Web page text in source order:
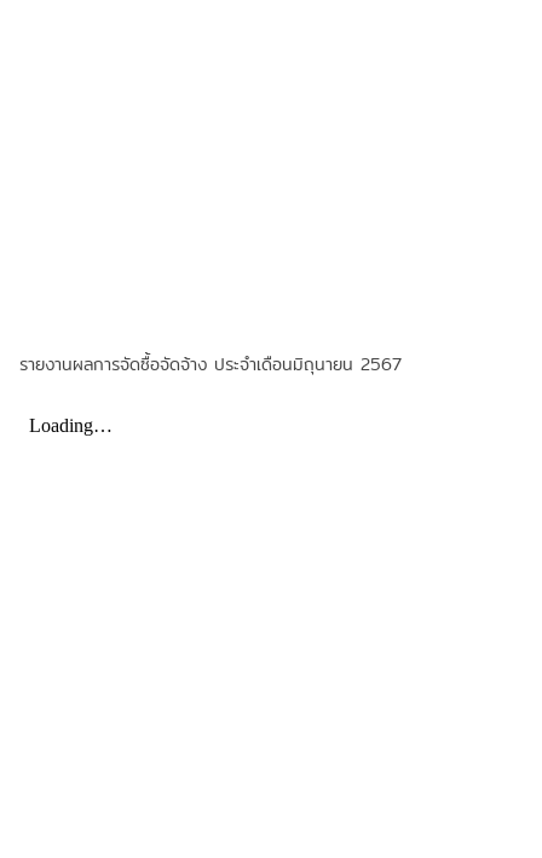
รายงานผลการจัดซื้อจัดจ้าง ประจำเดือนมิถุนายน 2567